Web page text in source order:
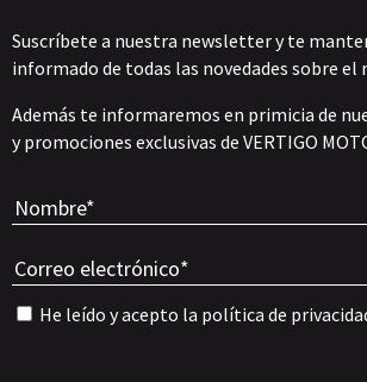
Suscríbete a nuestra newsletter y te
informado de todas las novedades sobre el
Además te informaremos en primicia de
y promociones exclusivas de VERTIGO
He leído y acepto la política de